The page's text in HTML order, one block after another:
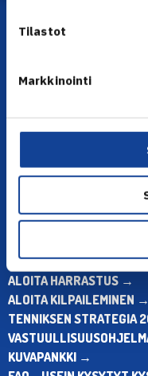
Tilastot
Markkinointi
YHTEYSTIEDOT
Olympiastadion, Paavo
ma-pe klo 10.00-12.00
Muina aikoina olkaa
sähköpostitse:
ALOITA HARRASTUS →
ALOITA KILPAILEMINEN →
TENNIKSEN STRATEGIA
KUVAPANKKI →